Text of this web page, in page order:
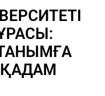
ҚАДАМ